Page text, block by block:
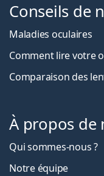
Conseils de
Maladies oculaires
Comment lire votre
Comparaison des
À propos de
Qui sommes-nous ?
Notre équipe